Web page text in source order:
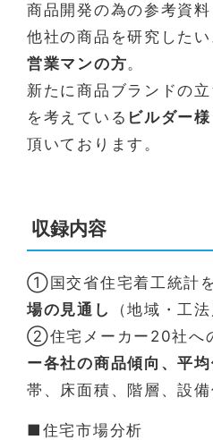
商品開発の為の参考資料
他社の商品を研究したい
営業マンの方。
新たに商品ブランドの
を考えている ビルダー
頂いております。
収録内容
①国交省住宅着工統計
場の見通し
（地域・工法
②住宅メーカー20社へ
ー各社の商品傾向、平均
帯、床面積、階層、設備
■住宅市場分析